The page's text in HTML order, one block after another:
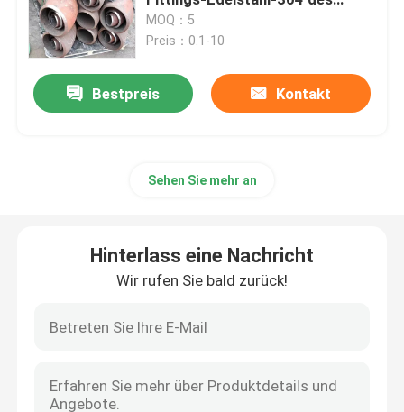
GOST Standard-Flansche
Flansch BS 4504
Kohlenstoffstahl-Fitting
FLANSCH aus Edelstahl
Rohrverschraubungen aus Edelstahl
Kolben-321
MOQ：5
Preis：0.1-10
Bestpreis Kontakt
Sehen Sie mehr an
Hinterlass eine Nachricht
Wir rufen Sie bald zurück!